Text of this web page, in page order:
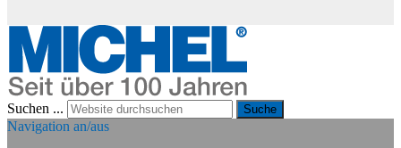
Suchen ... Suche
Navigation an/aus